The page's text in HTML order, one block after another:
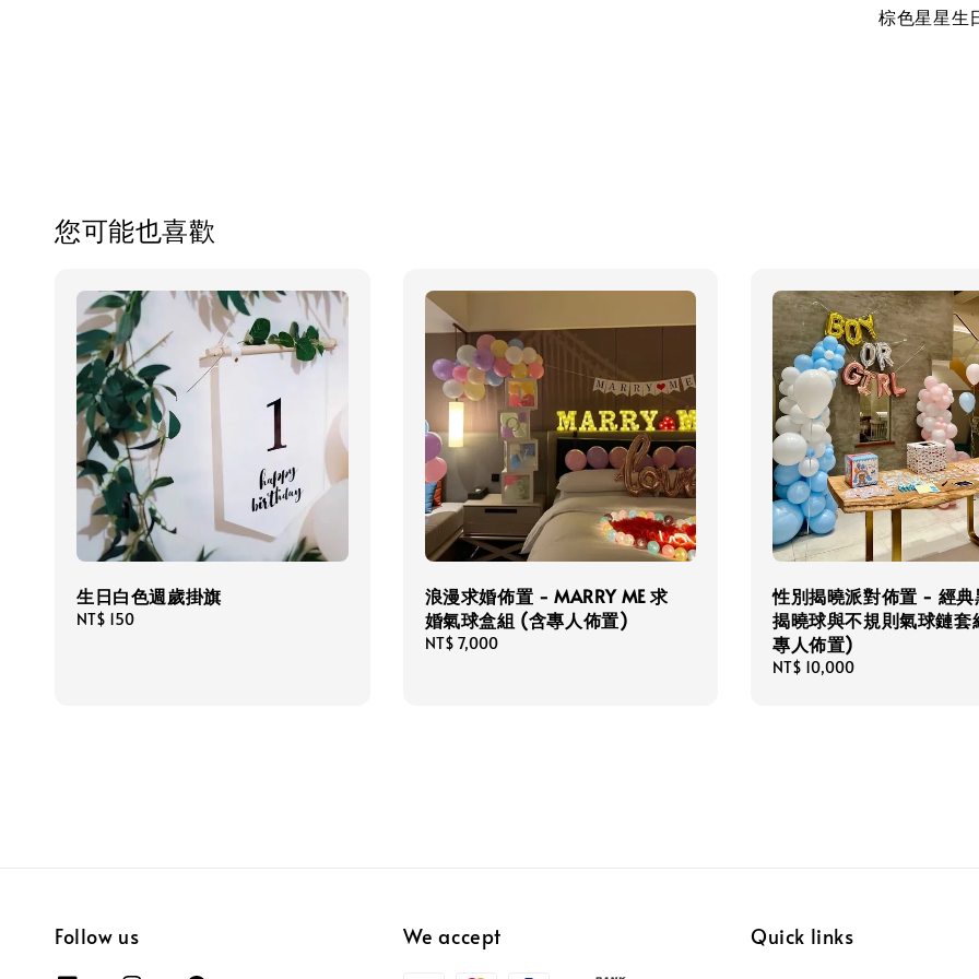
棕色星星生
您可能也喜歡
生日白色週歲掛旗
Regular
NT$ 150
浪漫求婚佈置 - MARRY ME 求
婚氣球盒組 (含專人佈置)
Regular
NT$ 7,000
性別揭曉派對佈置 - 經典
揭曉球與不規則氣球鏈套
專人佈置)
Regular
NT$ 10,000
Follow us We accept Quick links